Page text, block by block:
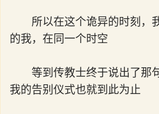
所以在这个诡异的时刻，
的我，在同一个时空
等到传教士终于说出了那
我的告别仪式也就到此为止